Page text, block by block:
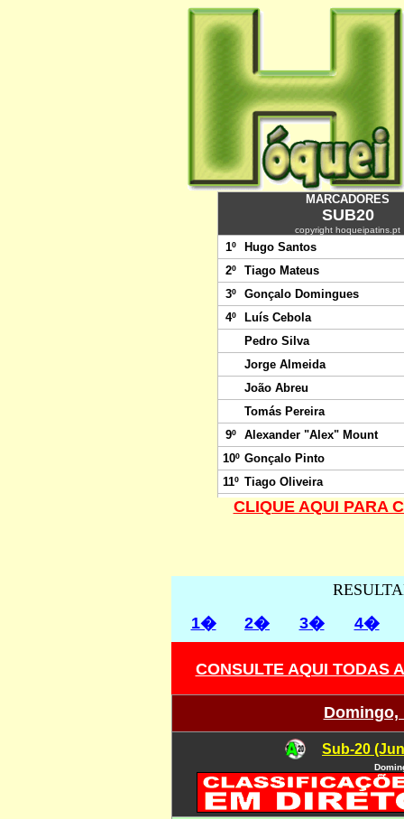
CLIQUE AQUI PARA
1�
2� 3� 4�
CONSULTE AQUI TODAS
Domingo,
Sub-20